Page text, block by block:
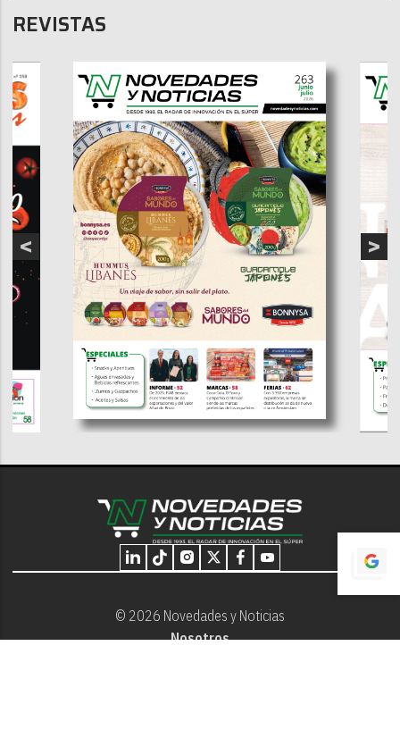
REVISTAS
© 2026 Novedades y Noticias
Nosotros